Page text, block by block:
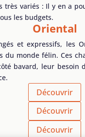
très variés : Il y en a
les budgets.
Oriental
et expressifs, les
du monde félin. Ces
bavard, leur besoin
Découvrir
Découvrir
Découvrir